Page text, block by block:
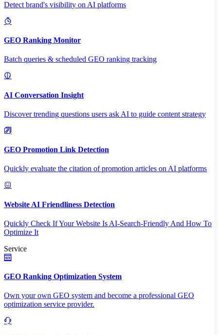
Detect brand's visibility on AI platforms
GEO Ranking Monitor
Batch queries & scheduled GEO ranking tracking
AI Conversation Insight
Discover trending questions users ask AI to guide content strategy
GEO Promotion Link Detection
Quickly evaluate the citation of promotion articles on AI platforms
Website AI Friendliness Detection
Quickly Check If Your Website Is AI-Search-Friendly And How To
Optimize It
Service
GEO Ranking Optimization System
Own your own GEO system and become a professional GEO
optimization service provider.